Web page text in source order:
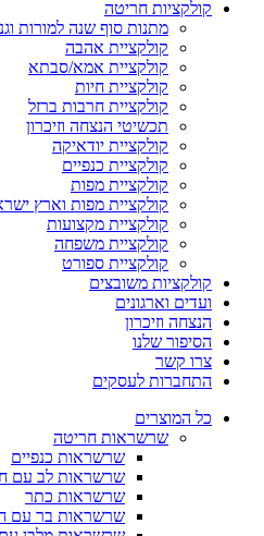
קולקציות חריטה
מתנות סוף שנה למורות
קולקציית אהבה
קולקציית אמא/סבתא
קולקציית חיות
קולקציית חרבות ברזל
תכשיטי הנצחה וזיכרון
קולקציית יודאיקה
קולקציית כנפיים
קולקציית מפות
קולקציית מפות וארץ
קולקציית מקצועות
קולקציית משפחה
קולקציית ספורט
קולקציות משובצים
ועדים וארגונים
הנצחה וזיכרון
הסיפור שלנו
צרו קשר
התחברות לעסקים
כל המוצרים
שרשראות חריטה
שרשראות כנפיים
שרשראות לב עם
שרשראות כתר
שרשראות בר עם